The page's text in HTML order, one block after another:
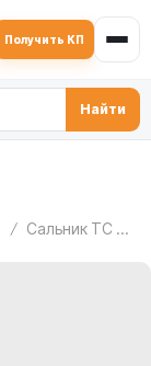
Получить КП
Найти
Сальник TC 290×330×16 (с пыльником) MEKA MB 2.0 — с правой стороны редуктора, 1001430